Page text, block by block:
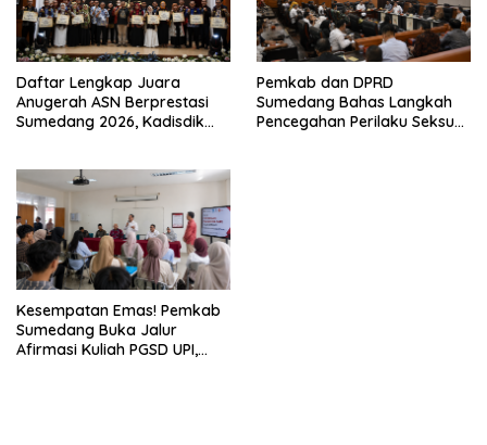
Daftar Lengkap Juara
Anugerah ASN Berprestasi
Sumedang 2026, Kadisdik
Pemkab dan DPRD
Sumedang Bahas Langkah
Pencegahan Perilaku Seksual
Kesempatan Emas! Pemkab
Sumedang Buka Jalur
Afirmasi Kuliah PGSD UPI,